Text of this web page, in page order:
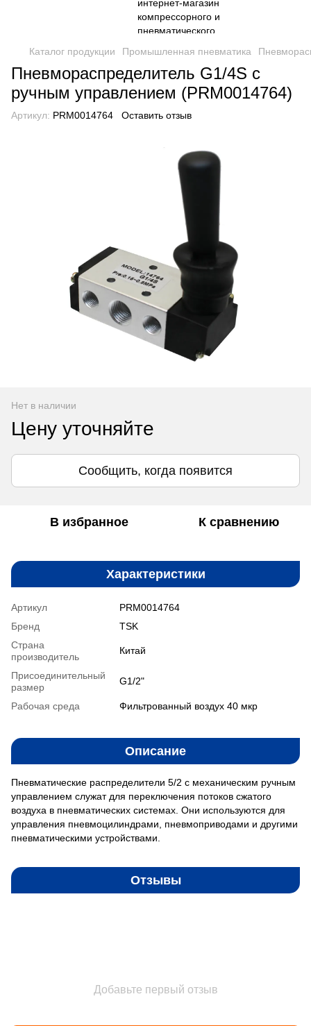
Каталог продукции Промышленная пневматика
Пневмораспределитель G1/4S с
ручным управлением (PRM0014764)
Артикул: PRM0014764 Оставить отзыв
Нет в наличии
Цену уточняйте
Сообщить, когда появится
В избранное К сравнению
Характеристики
Артикул
PRM0014764
Бренд
TSK
Страна
производитель
Китай
Присоединительный
размер
G1/2"
Рабочая среда Фильтрованный воздух 40 мкр
Описание
Пневматические распределители 5/2 с механическим ручным
управлением служат для переключения потоков сжатого
воздуха в пневматических системах. Они используются для
управления пневмоцилиндрами, пневмоприводами и другими
пневматическими устройствами.
Отзывы
Добавьте первый отзыв